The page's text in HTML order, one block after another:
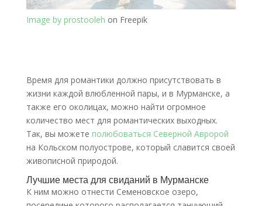
Image by prostooleh on Freepik
Время для романтики должно присутствовать в
жизни каждой влюбленной пары, и в Мурманске, а
также его околицах, можно найти огромное
количество мест для романтических выходных.
Так, вы можете полюбоваться Северной Авророй
на Кольском полуострове, который славится своей
живописной природой.
Лучшие места для свиданий в Мурманске
К ним можно отнести Семеновское озеро,